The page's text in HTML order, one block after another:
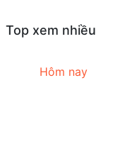
Top xem nhiều
Hôm nay